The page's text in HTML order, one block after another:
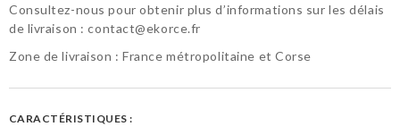
Consultez-nous pour obtenir plus d’informations sur les délais
de livraison :contact@ekorce.fr
Zone de livraison : France métropolitaine et Corse
CARACTÉRISTIQUES :